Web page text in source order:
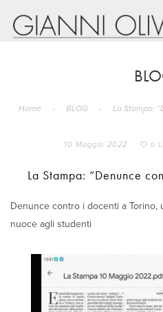
Home - BLOG - La Stampa:
10 Maggio 2022 0
La Stampa: “Denunce
Denunce contro i docenti a Torino,
nuoce agli studenti